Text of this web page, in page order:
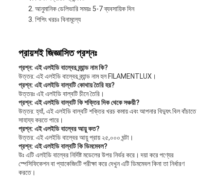
আনুমানিক ডেলিভারি সময়ঃ 5-7 ব্যবসায়িক দিন
শিপিং খরচঃ বিনামূল্যে
প্রায়শই জিজ্ঞাসিত প্রশ্নঃ
প্রশ্ন: এই এলইডি বাল্বের ব্র্যান্ড নাম কি?
উত্তর: এই এলইডি বাল্বের ব্র্যান্ড নাম হল FILAMENTLUX।
প্রশ্ন: এই এলইডি বাল্বটি কোথায় তৈরি হয়?
উত্তরঃ এই এলইডি বাল্বটি চীনে তৈরি।
প্রশ্ন: এই এলইডি বাল্বটি কি শক্তির দিক থেকে সঞ্চয়ী?
উত্তর: হ্যাঁ, এই এলইডি বাল্বটি শক্তির খরচ কমায় এবং আপনার বিদ্যুৎ বিল বাঁচাতে
সাহায্য করতে পারে।
প্রশ্ন: এই এলইডি বাল্বের আয়ু কত?
উত্তর: এই এলইডি বাল্বের আয়ু প্রায় ২৫,০০০ ঘন্টা।
প্রশ্ন: এই এলইডি বাল্বটি কি ডিমমেবল?
উঃ এটি এলইডি বাল্বের নির্দিষ্ট মডেলের উপর নির্ভর করে। দয়া করে পণ্যের
স্পেসিফিকেশন বা প্যাকেজিংটি পরীক্ষা করে দেখুন এটি ডিমমেবল কিনা তা নির্ধারণ
করতে।